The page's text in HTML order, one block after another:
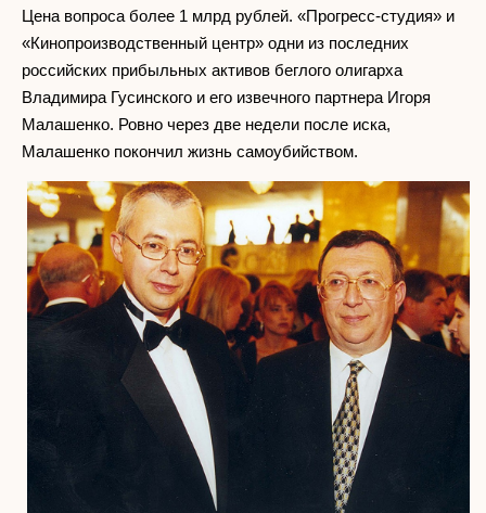
Цена вопроса более 1 млрд рублей. «Прогресс-студия» и
«Кинопроизводственный центр» одни из последних
российских прибыльных активов беглого олигарха
Владимира Гусинского и его извечного партнера Игоря
Малашенко. Ровно через две недели после иска,
Малашенко покончил жизнь самоубийством.